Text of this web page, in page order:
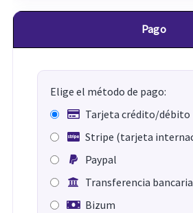
Pago
Elige el método de pago:
Tarjeta crédito/débito
Stripe (tarjeta
Paypal
Transferencia bancaria
Bizum